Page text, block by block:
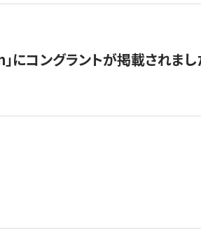
コングラントが掲載されまし